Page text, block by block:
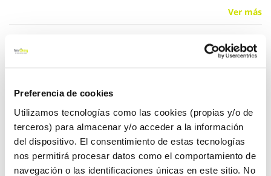
Preferencia de cookies
Utilizamos tecnologías como las cookies (propias y/o de
terceros) para almacenar y/o acceder a la información
del dispositivo. El consentimiento de estas tecnologías
nos permitirá procesar datos como el comportamiento de
navegación o las identificaciones únicas en este sitio. No
Ver más
23,30 €
Click&Collect - Recogida gratis
en nuestras tiendas
Envío a domicilio:
5 días hábiles